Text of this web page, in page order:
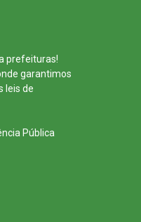
prefeituras!
garantimos
leis de
Pública